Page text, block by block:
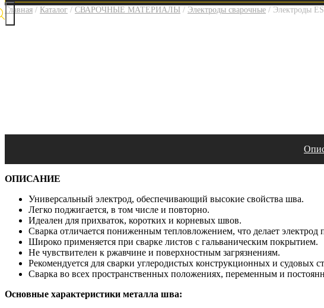
Главная / Каталог / СВАРОЧНЫЕ МАТЕРИАЛЫ / Электроды сварочные / Электроды
ОПИСАНИЕ
Универсальный электрод, обеспечивающий высокие свойства шва.
Легко поджигается, в том числе и повторно.
Идеален для прихваток, коротких и корневых швов.
Сварка отличается пониженным тепловложением, что делает
Широко применяется при сварке листов с гальваническим покрытием.
Не чувствителен к ржавчине и поверхностным загрязнениям.
Рекомендуется для сварки углеродистых конструкционных и судовых
Сварка во всех пространственных положениях, переменным и
Основные характеристики металла шва: